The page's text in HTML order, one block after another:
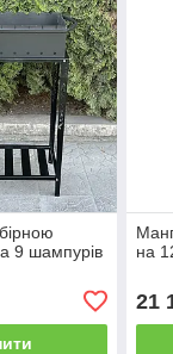
9 шампурів
на
21